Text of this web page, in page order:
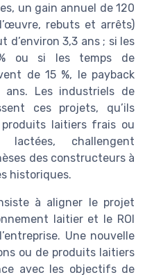
un gain annuel de 120
rebuts et arrêts)
d’environ 3,3 ans ; si les
ou si les temps de
de 15 %, le payback
Les industriels de
ces projets, qu’ils
laitiers frais ou
lactées, challengent
des constructeurs à
historiques.
à aligner le projet
laitier et le ROI
Une nouvelle
ou de produits laitiers
avec les objectifs de